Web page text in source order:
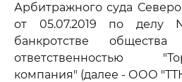
Арбитражного суда
от 05.07.2019 по делу
банкротстве
ответственностью
компания" (далее - ООО